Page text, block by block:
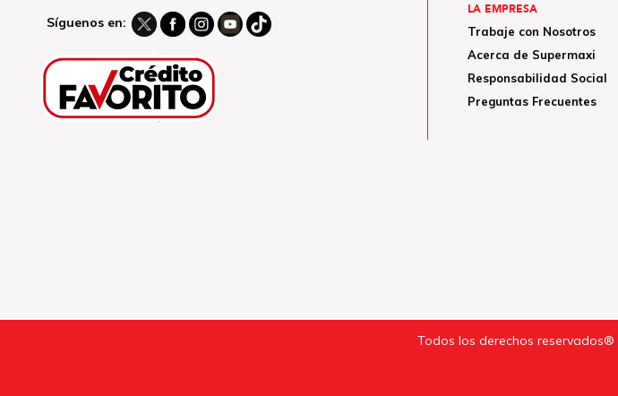
Síguenos en:
LA EMPRESA
Trabaje con Nosotros
Acerca de Supermaxi
Responsabilidad Social
Preguntas Frecuentes
Todos los derechos reservados®